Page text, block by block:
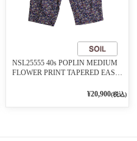
NSL25555 40s POPLIN MEDIUM
FLOWER PRINT TAPERED EASY
¥20,900(税込)